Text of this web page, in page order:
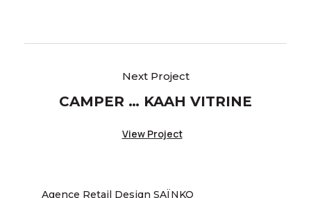
View Project
CAMPER … KAAH VITRINE
Agence Retail Design SAÏNKO